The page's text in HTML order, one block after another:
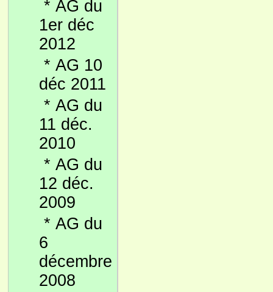
* AG du
1er déc
2012
* AG 10
déc 2011
* AG du
11 déc.
2010
* AG du
12 déc.
2009
* AG du
6
décembre
2008